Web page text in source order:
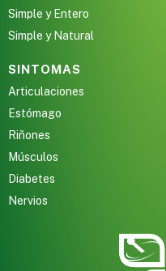
Simple y Entero
Simple y Natural
SINTOMAS
Articulaciones
Estómago
Riñones
Músculos
Diabetes
Nervios